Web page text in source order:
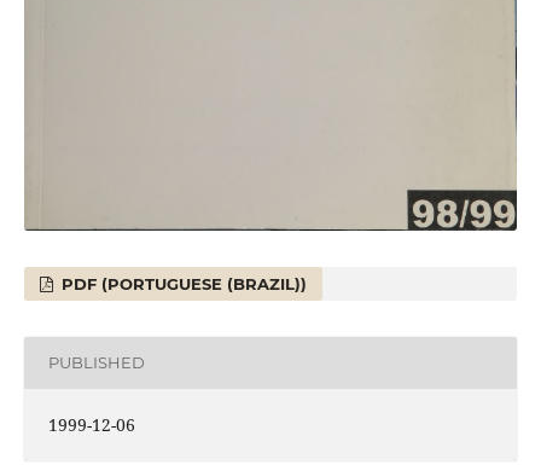
PDF (PORTUGUESE (BRAZIL))
PUBLISHED
1999-12-06